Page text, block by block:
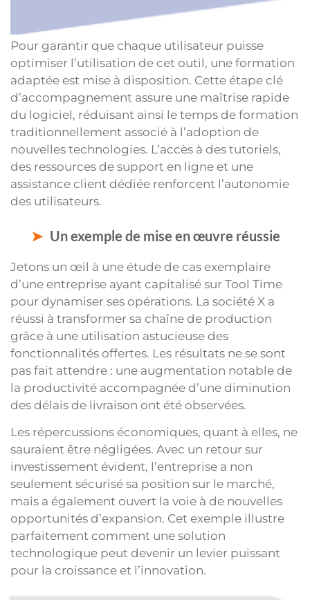
Pour garantir que chaque utilisateur puisse
optimiser l’utilisation de cet outil, une formation
adaptée est mise à disposition. Cette étape clé
d’accompagnement assure une maîtrise rapide
du logiciel, réduisant ainsi le temps de formation
traditionnellement associé à l’adoption de
nouvelles technologies. L’accès à des tutoriels,
des ressources de support en ligne et une
assistance client dédiée renforcent l’autonomie
des utilisateurs.
Un exemple de mise en œuvre réussie
Jetons un œil à une étude de cas exemplaire
d’une entreprise ayant capitalisé sur Tool Time
pour dynamiser ses opérations. La société X a
réussi à transformer sa chaîne de production
grâce à une utilisation astucieuse des
fonctionnalités offertes. Les résultats ne se sont
pas fait attendre : une augmentation notable de
la productivité accompagnée d’une diminution
des délais de livraison ont été observées.
Les répercussions économiques, quant à elles, ne
sauraient être négligées. Avec un retour sur
investissement évident, l’entreprise a non
seulement sécurisé sa position sur le marché,
mais a également ouvert la voie à de nouvelles
opportunités d’expansion. Cet exemple illustre
parfaitement comment une solution
technologique peut devenir un levier puissant
pour la croissance et l’innovation.